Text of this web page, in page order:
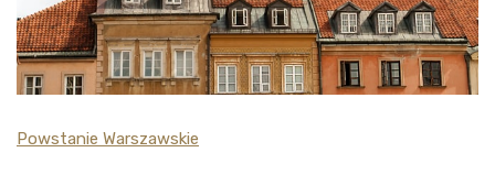
Powstanie Warszawskie